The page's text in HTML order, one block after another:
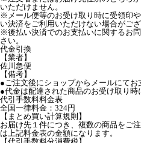
いただけません。
※メール便等のお受け取り時に受領印
い決済をご利用いただけない場合がござ
※後払い決済でのお支払いに関するお
さい。
代金引換
【業者】
佐川急便
【備考】
●ご注文後にショップからメールにてお
●代金は配達された商品のお受け取り時
代引手数料料金表
全国一律料金：324円
【まとめ買い計算規則】
お届け先１件につき、複数の商品をご
は上記料金表の金額になります。